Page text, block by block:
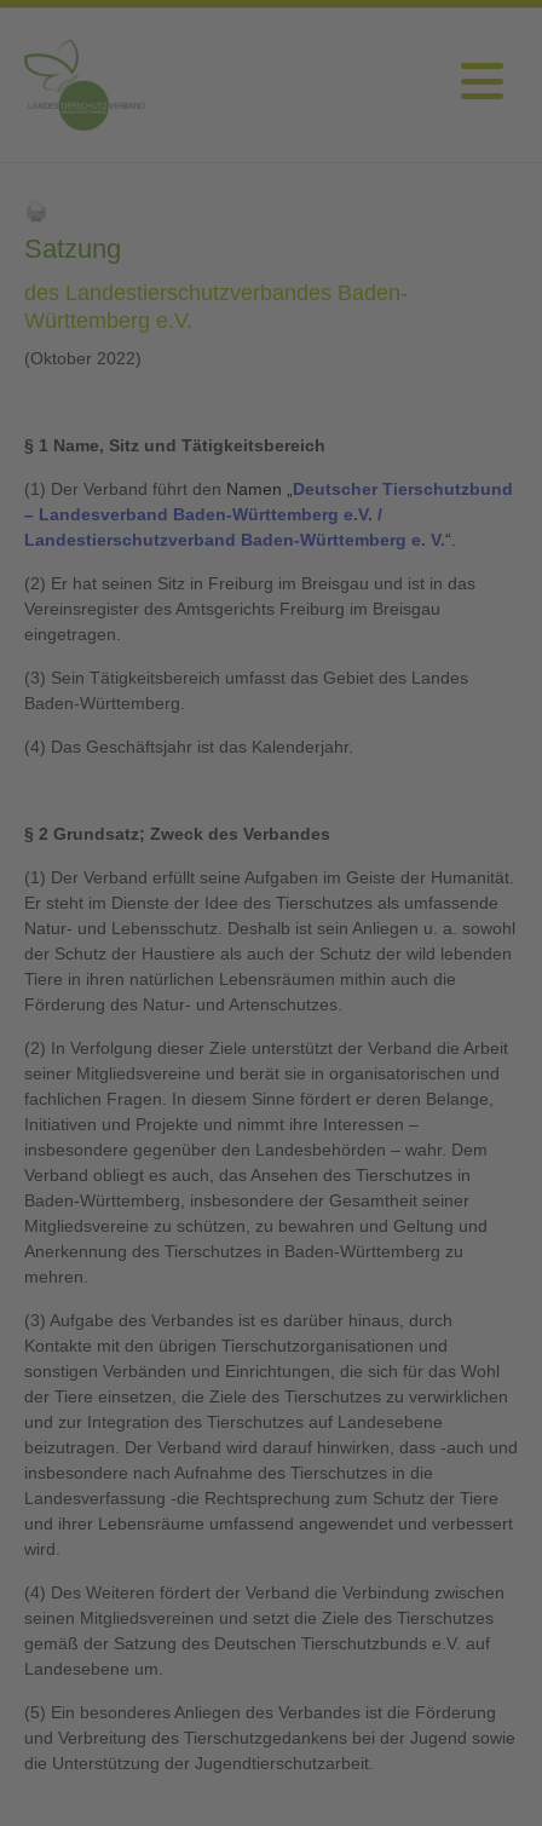
Satzung
des Landestierschutzverbandes Baden-
Württemberg e.V.
(Oktober 2022)
§ 1 Name, Sitz und Tätigkeitsbereich
(1) Der Verband führt den Namen „Deutscher Tierschutzbund
– Landesverband Baden-Württemberg e.V. /
Landestierschutzverband Baden-Württemberg e. V.“.
(2) Er hat seinen Sitz in Freiburg im Breisgau und ist in das
Vereinsregister des Amtsgerichts Freiburg im Breisgau
eingetragen.
(3) Sein Tätigkeitsbereich umfasst das Gebiet des Landes
Baden-Württemberg.
(4) Das Geschäftsjahr ist das Kalenderjahr.
§ 2 Grundsatz; Zweck des Verbandes
(1) Der Verband erfüllt seine Aufgaben im Geiste der Humanität.
Er steht im Dienste der Idee des Tierschutzes als umfassende
Natur- und Lebensschutz. Deshalb ist sein Anliegen u. a. sowohl
der Schutz der Haustiere als auch der Schutz der wild lebenden
Tiere in ihren natürlichen Lebensräumen mithin auch die
Förderung des Natur- und Artenschutzes.
(2) In Verfolgung dieser Ziele unterstützt der Verband die Arbeit
seiner Mitgliedsvereine und berät sie in organisatorischen und
fachlichen Fragen. In diesem Sinne fördert er deren Belange,
Initiativen und Projekte und nimmt ihre Interessen –
insbesondere gegenüber den Landesbehörden – wahr. Dem
Verband obliegt es auch, das Ansehen des Tierschutzes in
Baden-Württemberg, insbesondere der Gesamtheit seiner
Mitgliedsvereine zu schützen, zu bewahren und Geltung und
Anerkennung des Tierschutzes in Baden-Württemberg zu
mehren.
(3) Aufgabe des Verbandes ist es darüber hinaus, durch
Kontakte mit den übrigen Tierschutzorganisationen und
sonstigen Verbänden und Einrichtungen, die sich für das Wohl
der Tiere einsetzen, die Ziele des Tierschutzes zu verwirklichen
und zur Integration des Tierschutzes auf Landesebene
beizutragen. Der Verband wird darauf hinwirken, dass -auch und
insbesondere nach Aufnahme des Tierschutzes in die
Landesverfassung -die Rechtsprechung zum Schutz der Tiere
und ihrer Lebensräume umfassend angewendet und verbessert
wird.
(4) Des Weiteren fördert der Verband die Verbindung zwischen
seinen Mitgliedsvereinen und setzt die Ziele des Tierschutzes
gemäß der Satzung des Deutschen Tierschutzbunds e.V. auf
Landesebene um.
(5) Ein besonderes Anliegen des Verbandes ist die Förderung
und Verbreitung des Tierschutzgedankens bei der Jugend sowie
die Unterstützung der Jugendtierschutzarbeit.